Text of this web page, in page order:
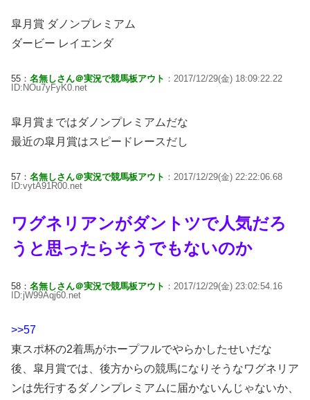
皐月賞 ダノンプレミアム
ダービー レイエンダ
55： 名無しさん＠実況で競馬板アウト ：2017/12/29(金) 18:09:22.22
ID:NOu7yFyK0.net
皐月賞まではダノンプレミアムだな
最近の皐月賞はスピードレースだし
57： 名無しさん＠実況で競馬板アウト ：2017/12/29(金) 22:22:06.68
ID:vytA91R00.net
ワグネリアンがダントツで人気だろ
うと思ったらそうでもないのか
58： 名無しさん＠実況で競馬板アウト ：2017/12/29(金) 23:02:54.16
ID:jW99Aqj60.net
>>57
東スポ杯の2着馬がホープフルでやらかしたせいだな
後、皐月賞では、後方からの競馬になりそうなワグネリア
ンは先行するダノンプレミアムに届かないんじゃないか、